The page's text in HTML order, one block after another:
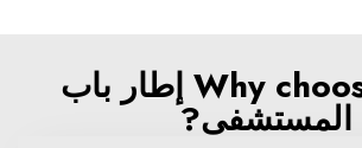
Why choose XZIC إطار باب
المستشفى?